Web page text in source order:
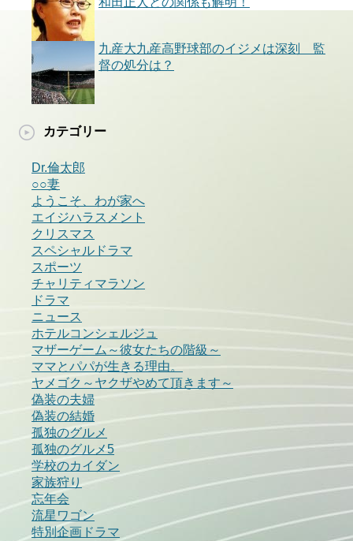
九産大九産高野球部のイジメは深刻 監
督の処分は？
カテゴリー
Dr.倫太郎
○○妻
ようこそ、わが家へ
エイジハラスメント
クリスマス
スペシャルドラマ
スポーツ
チャリティマラソン
ドラマ
ニュース
ホテルコンシェルジュ
マザーゲーム～彼女たちの階級～
ママとパパが生きる理由。
ヤメゴク～ヤクザやめて頂きます～
偽装の夫婦
偽装の結婚
孤独のグルメ
孤独のグルメ5
学校のカイダン
家族狩り
忘年会
流星ワゴン
特別企画ドラマ